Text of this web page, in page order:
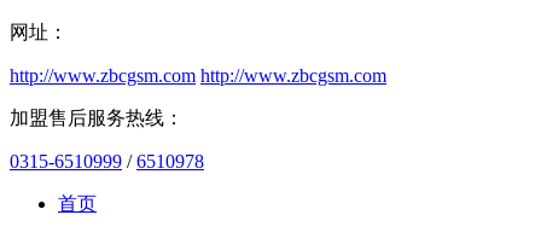
网址：
http://www.zbcgsm.com http://www.zbcgsm.com
加盟售后服务热线：
0315-6510999 /6510978
首页